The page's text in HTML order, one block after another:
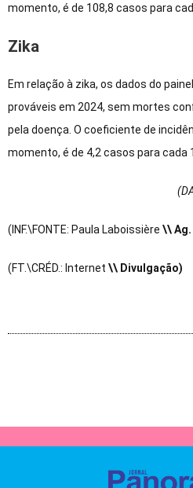
momento, é de 108,8 casos para
Zika
Em relação à zika, os dados do
prováveis em 2024, sem mortes
pela doença. O coeficiente de
momento, é de 4,2 casos para cada
(INF.\FONTE: Paula Laboissière \\ Ag.
(FT.\CRÉD.: Internet \\ Divulgação)